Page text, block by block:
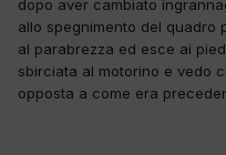
dopo aver cambiato
allo spegnimento del quadro
al parabrezza ed esce ai
sbirciata al motorino e vedo
opposta a come era